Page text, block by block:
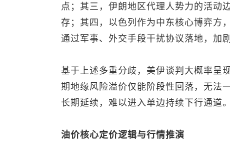
点；其三，伊朗地区代理人势力的活动
存；其四，以色列作为中东核心博弈方
通过军事、外交手段干扰协议落地，加
基于上述多重分歧，美伊谈判大概率呈
期地缘风险溢价仅能阶段性回落，无法
长期延续，难以进入单边持续下行通道。
油价核心定价逻辑与行情推演